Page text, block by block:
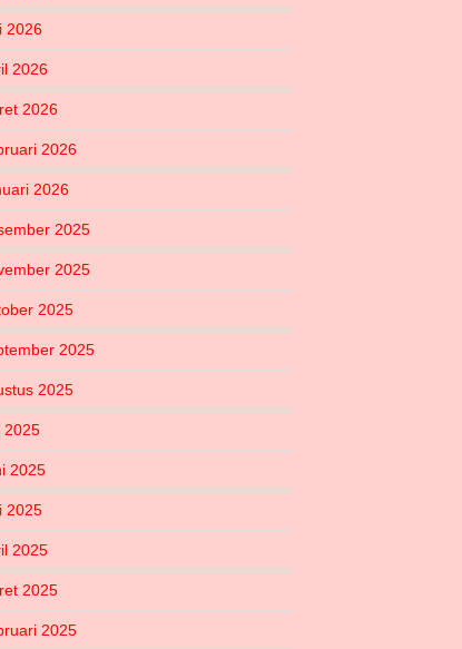
2026
2026
2026
2026
2026
2025
2025
2025
2025
2025
2025
2025
2025
2025
2025
2025